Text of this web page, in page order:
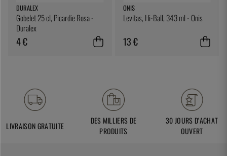
DURALEX
Gobelet 25 cl, Picardie Rosa -
Duralex
4 €
ONIS
Levitas, Hi-Ball, 343 ml - Onis
13 €
LIVRAISON GRATUITE
DES MILLIERS DE
PRODUITS
30 JOURS D'ACHAT
OUVERT